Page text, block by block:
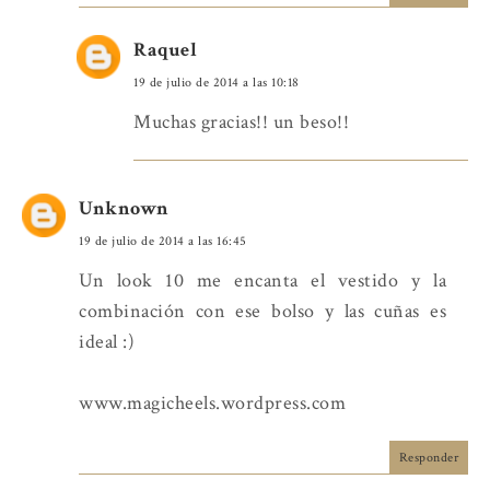
Raquel
19 de julio de 2014 a las 10:18
Muchas gracias!! un beso!!
Unknown
19 de julio de 2014 a las 16:45
Un look 10 me encanta el vestido y la
combinación con ese bolso y las cuñas es
ideal :)
www.magicheels.wordpress.com
Responder